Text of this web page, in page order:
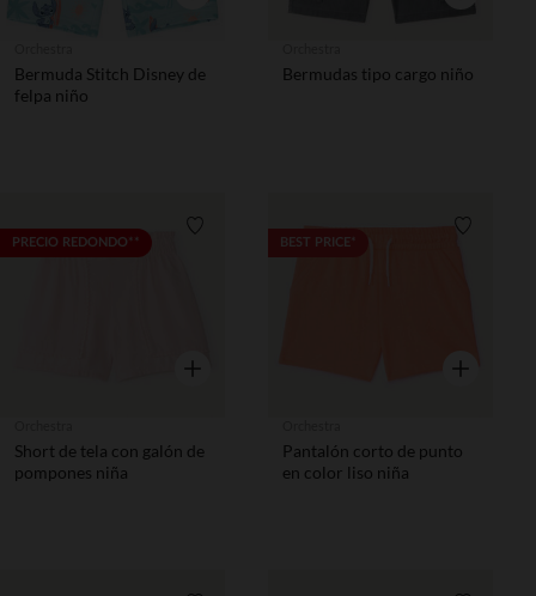
Bermuda Stitch Disney de
felpa niño
Bermudas tipo cargo niño
PRECIO REDONDO** Lista de requisitos
Vista rápida
Short de tela con galón de
pompones niña
BEST PRICE*
Vista rápida
Pantalón corto de punto
en color liso niña